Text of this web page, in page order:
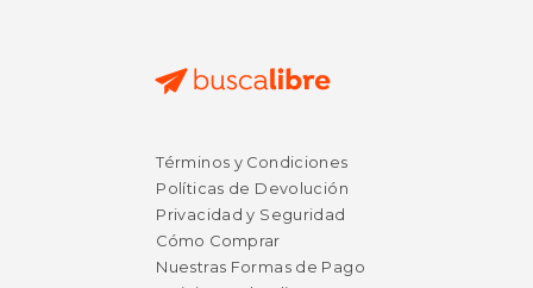
$ 66.51
$ 33.25
40%
dcto.
Términos y Condiciones
Políticas de Devolución
Privacidad y Seguridad
Cómo Comprar
Nuestras Formas de Pago